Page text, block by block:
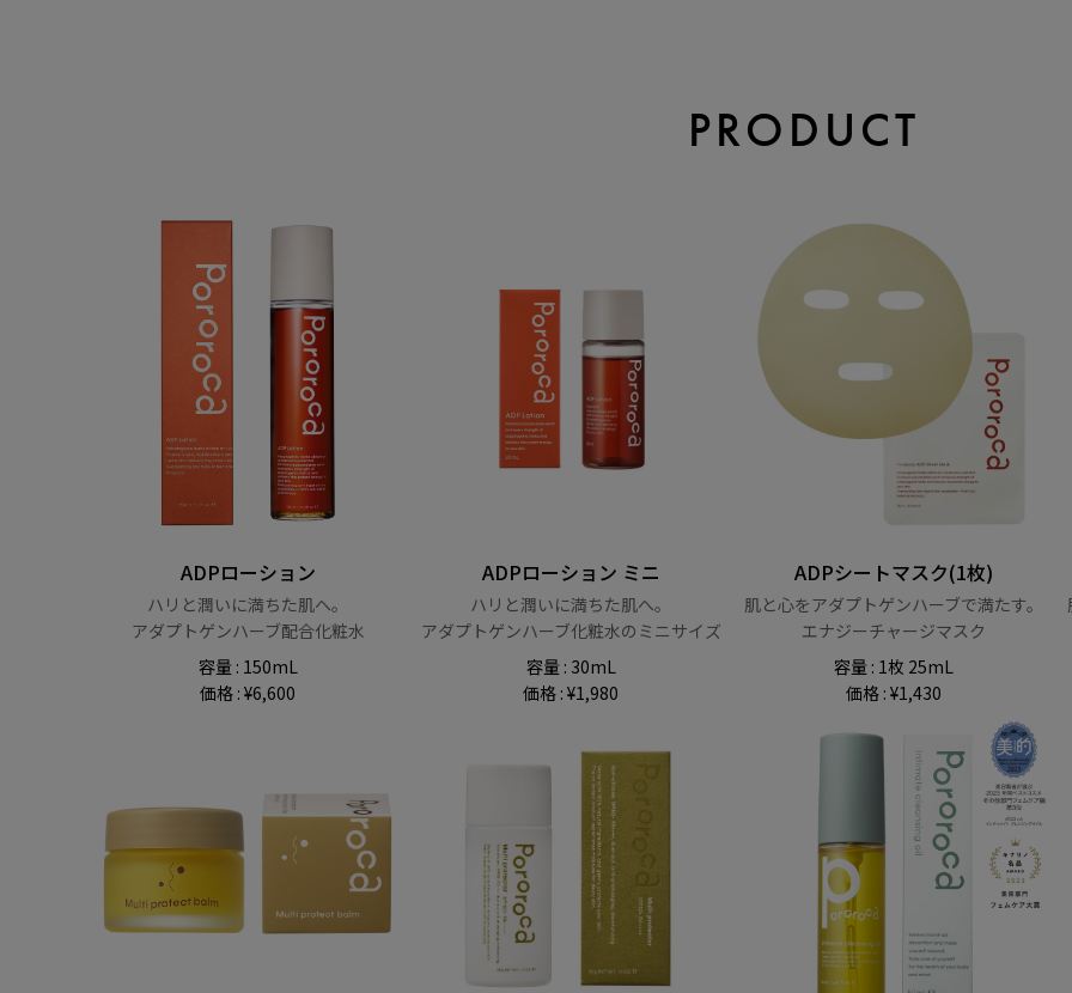
PRODUCT
ADPローション
ハリと潤いに満ちた肌へ。
アダプトゲンハーブ配合化粧水
容量 : 150mL
価格 : ¥6,600
ADPローション ミニ
ハリと潤いに満ちた肌へ。
アダプトゲンハーブ化粧水のミニサイズ
容量 : 30mL
価格 : ¥1,980
ADPシートマスク(1枚)
肌と心をアダプトゲンハーブで満たす。
エナジーチャージマスク
容量 : 1枚 25mL
価格 : ¥1,430